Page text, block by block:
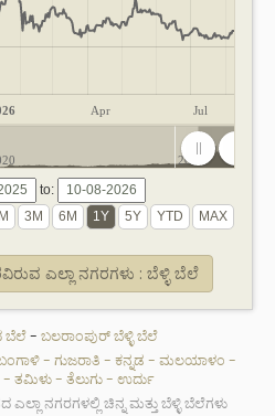
Apr Jul
2025
to:
ಎಲ್ಲಾ ನಗರಗಳು : ಬೆಳ್ಳಿ ಬೆಲೆ
ಬೆಲೆ- ಬಲರಾಂಪುರ್ ಬೆಳ್ಳಿ ಬೆಲೆ
- ಗುಜರಾತಿ - ಕನ್ನಡ - ಮಲಯಾಳಂ -
- ತಮಿಳು- ತೆಲುಗು- ಉರ್ದು
ನಗರಗಳಲ್ಲಿ ಚಿನ್ನ ಮತ್ತು ಬೆಳ್ಳಿ ಬೆಲೆಗಳು